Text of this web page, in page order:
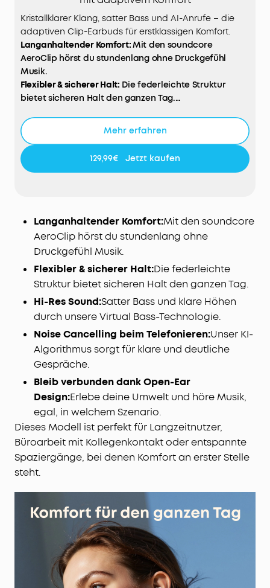
Kristallklarer Klang, satter Bass und AI-Anrufe – die
adaptiven Clip-Earbuds für erstklassigen Komfort.
Langanhaltender Komfort:Mit den soundcore
AeroClip hörst du stundenlang ohne Druckgefühl
Musik.
Flexibler & sicherer Halt: Die federleichte Struktur
bietet sicheren Halt den ganzen Tag.
unsere Virtual Bass-Technologie.
Noise Cancelling beim Telefonieren:
Algorithmus sorgt für klare und deutliche Gespräche.
Bleib verbunden dank Open-Ear Design:
Mehr erfahren
129,99€ Jetzt kaufen
Langanhaltender Komfort:Mit den soundcore
AeroClip hörst du stundenlang ohne
Druckgefühl Musik.
Flexibler & sicherer Halt:Die federleichte
Struktur bietet sicheren Halt den ganzen Tag.
Hi-Res Sound:Satter Bass und klare Höhen
durch unsere Virtual Bass-Technologie.
Noise Cancelling beim Telefonieren:Unser KI-
Algorithmus sorgt für klare und deutliche
Gespräche.
Bleib verbunden dank Open-Ear
Design:Erlebe deine Umwelt und höre Musik,
egal, in welchem Szenario.
Dieses Modell ist perfekt für Langzeitnutzer,
Büroarbeit mit Kollegenkontakt oder entspannte
Spaziergänge, bei denen Komfort an erster Stelle
steht.